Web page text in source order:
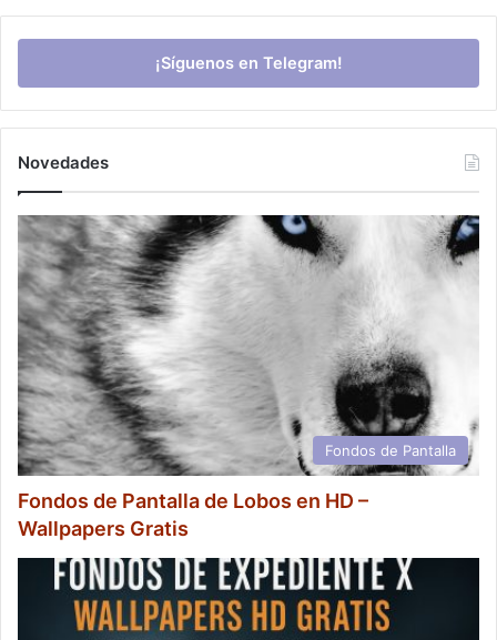
¡Síguenos en Telegram!
Novedades
Fondos de Pantalla
Fondos de Pantalla de Lobos en HD –
Wallpapers Gratis